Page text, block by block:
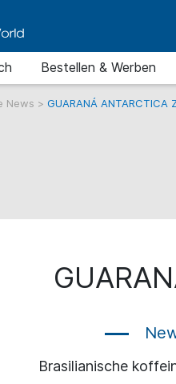
Bestellen & Werben
News > GUARANÁ ANTARCTICA
Brasilianische